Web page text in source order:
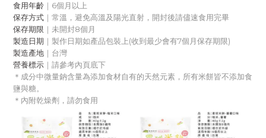
食用年齡 ｜6個月以上
保存方式 ｜常溫，避免高溫及陽光直射，開封後請儘速食用完畢
保存期限 ｜未開封8個月
製造日期 ｜製作日期如產品包裝上(收到最少會有7個月保存期限)
製造產地 ｜台灣
營養標示 ｜請參考內頁底下
＊成分中微量鈉含量為添加食材自有的天然元素，所有米餅皆不添加食
鹽與糖。
＊內附乾燥劑，請勿食用